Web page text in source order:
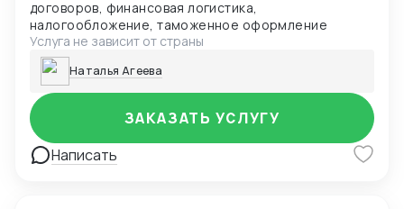
договоров, финансовая логистика,
налогообложение, таможенное оформление
Услуга не зависит от страны
Наталья Агеева
Написать
ЗАКАЗАТЬ УСЛУГУ